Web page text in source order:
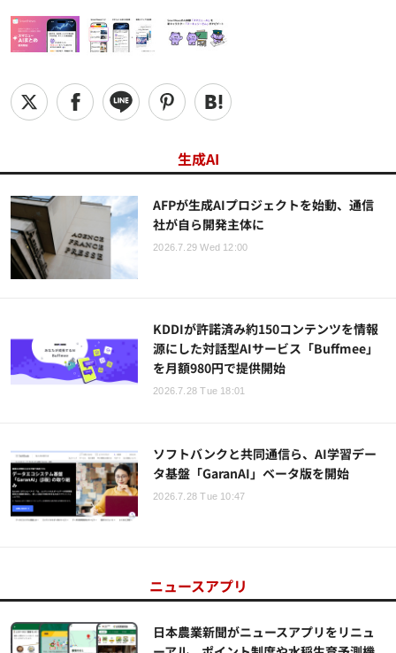
生成AI
AFPが生成AIプロジェクトを始動、通信
社が自ら開発主体に
2026.7.29 Wed 12:00
KDDIが許諾済み約150コンテンツを情報
源にした対話型AIサービス「Buffmee」
を月額980円で提供開始
2026.7.28 Tue 18:01
ソフトバンクと共同通信ら、AI学習デー
タ基盤「GaranAI」ベータ版を開始
2026.7.28 Tue 10:47
ニュースアプリ
日本農業新聞がニュースアプリをリニュ